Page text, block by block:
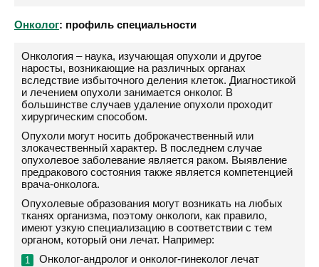
Онколог: профиль специальности
Онкология – наука, изучающая опухоли и другое
наросты, возникающие на различных органах
вследствие избыточного деления клеток. Диагностикой
и лечением опухоли занимается онколог. В
большинстве случаев удаление опухоли проходит
хирургическим способом.
Опухоли могут носить доброкачественный или
злокачественный характер. В последнем случае
опухолевое заболевание является раком. Выявление
предракового состояния также является компетенцией
врача-онколога.
Опухолевые образования могут возникать на любых
тканях организма, поэтому онкологи, как правило,
имеют узкую специализацию в соответствии с тем
органом, который они лечат. Например:
Онколог-андролог и онколог-гинеколог лечат